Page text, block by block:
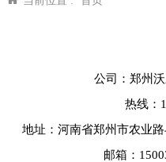
公司：郑州
热线：
地址：河南省郑州市农业
邮箱：